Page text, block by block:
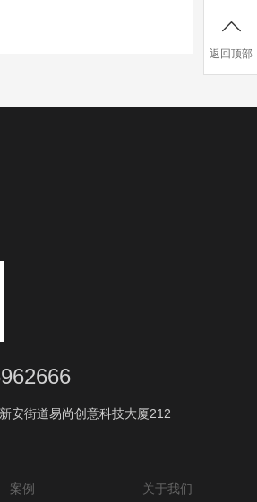
安街道易尚创意科技大厦212
案例 关于我们
返回顶部